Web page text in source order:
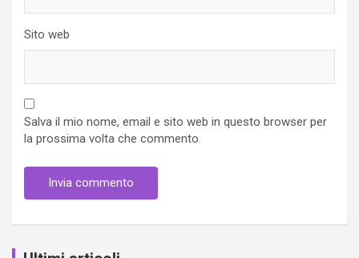
Sito web
Salva il mio nome, email e sito web in questo browser per
la prossima volta che commento.